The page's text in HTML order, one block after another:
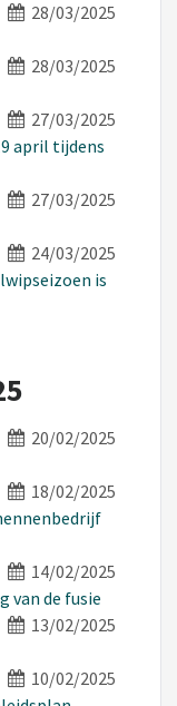
28/03/2025
28/03/2025
27/03/2025
april tijdens
27/03/2025
24/03/2025
is
20/02/2025
18/02/2025
14/02/2025
van de fusie
13/02/2025
10/02/2025